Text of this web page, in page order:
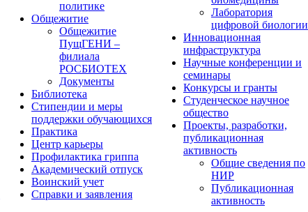
политике
Общежитие
Общежитие
ПущГЕНИ –
филиала
РОСБИОТЕХ
Документы
Библиотека
Стипендии и меры
поддержки обучающихся
Практика
Центр карьеры
Профилактика гриппа
Академический отпуск
Воинский учет
Справки и заявления
Лаборатория
цифровой биологии
Инновационная
инфраструктура
Научные конференции и
семинары
Конкурсы и гранты
Студенческое научное
общество
Проекты, разработки,
публикационная
активность
Общие сведения по
НИР
Публикационная
активность